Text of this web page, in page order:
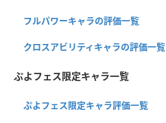
フルパワーキャラの評価一覧
クロスアビリティキャラの評価一覧
ぷよフェス限定キャラ一覧
ぷよフェス限定キャラ評価一覧